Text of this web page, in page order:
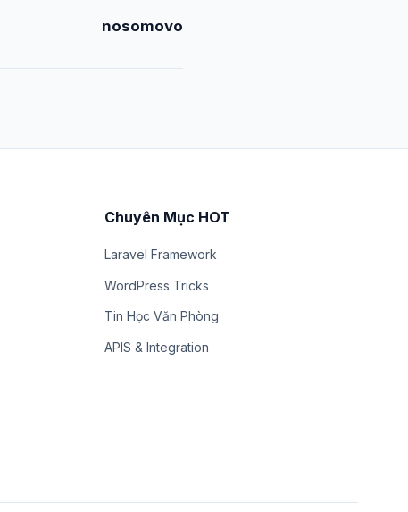
nosomovo
Chuyên Mục HOT
Laravel Framework
WordPress Tricks
Tin Học Văn Phòng
APIS & Integration